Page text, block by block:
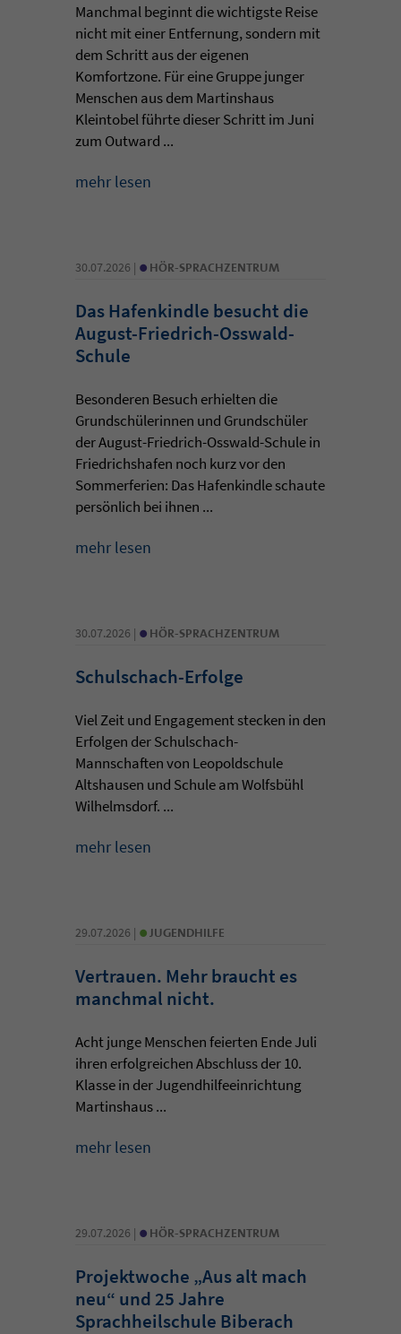
Manchmal beginnt die wichtigste Reise
nicht mit einer Entfernung, sondern mit
dem Schritt aus der eigenen
Komfortzone. Für eine Gruppe junger
Menschen aus dem Martinshaus
Kleintobel führte dieser Schritt im Juni
zum Outward ...
mehr lesen
30.07.2026 | • HÖR-SPRACHZENTRUM
Das Hafenkindle besucht die
August-Friedrich-Osswald-
Schule
Besonderen Besuch erhielten die
Grundschülerinnen und Grundschüler
der August-Friedrich-Osswald-Schule in
Friedrichshafen noch kurz vor den
Sommerferien: Das Hafenkindle schaute
persönlich bei ihnen ...
mehr lesen
30.07.2026 | • HÖR-SPRACHZENTRUM
Schulschach-Erfolge
Viel Zeit und Engagement stecken in den
Erfolgen der Schulschach-
Mannschaften von Leopoldschule
Altshausen und Schule am Wolfsbühl
Wilhelmsdorf. ...
mehr lesen
29.07.2026 | • JUGENDHILFE
Vertrauen. Mehr braucht es
manchmal nicht.
Acht junge Menschen feierten Ende Juli
ihren erfolgreichen Abschluss der 10.
Klasse in der Jugendhilfeeinrichtung
Martinshaus ...
mehr lesen
29.07.2026 | • HÖR-SPRACHZENTRUM
Projektwoche „Aus alt mach
neu“ und 25 Jahre
Sprachheilschule Biberach